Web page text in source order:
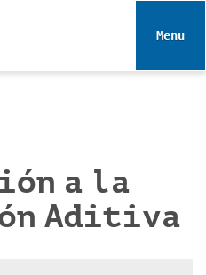
Toggle
a la
Aditiva